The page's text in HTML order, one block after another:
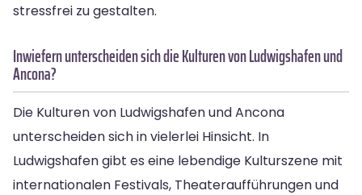
stressfrei zu gestalten.
Inwiefern unterscheiden sich die Kulturen von Ludwigshafen und
Ancona?
Die Kulturen von Ludwigshafen und Ancona
unterscheiden sich in vielerlei Hinsicht. In
Ludwigshafen gibt es eine lebendige Kulturszene mit
internationalen Festivals, Theateraufführungen und